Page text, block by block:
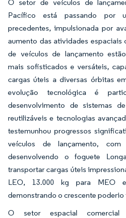
O setor de veículos de
Pacífico está passando por
precedentes, impulsionada por
aumento das atividades espaciais
de veículos de lançamento
mais sofisticados e versáteis,
cargas úteis a diversas órbitas
evolução tecnológica é
desenvolvimento de sistemas
reutilizáveis e tecnologias
testemunhou progressos
veículos de lançamento,
desenvolvendo o foguete
transportar cargas úteis
LEO, 13.000 kg para MEO
demonstrando o crescente
O setor espacial comercial